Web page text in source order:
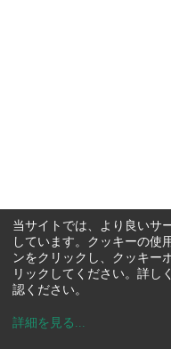
当サイトでは、より良いサ
しています。クッキーの使
ンをクリックし、クッキー
リックしてください。詳し
認ください。
詳細を見る ...